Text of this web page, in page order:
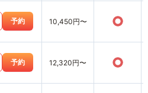
予約 10,450円〜 ○
予約 12,320円〜 ○